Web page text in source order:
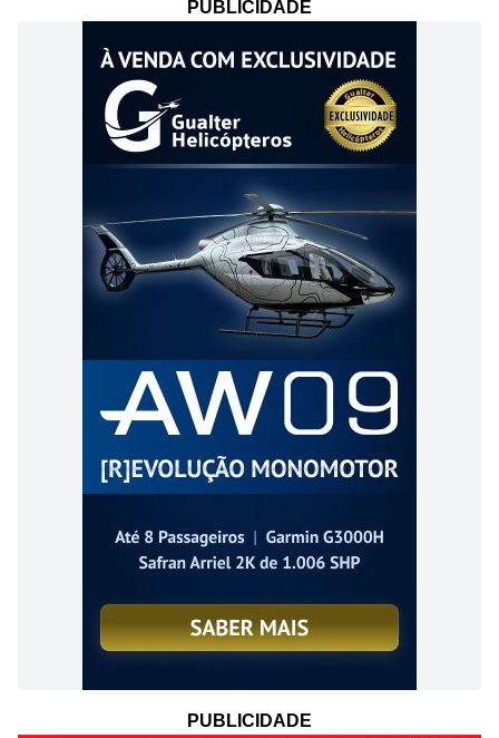
PUBLICIDADE
PUBLICIDADE